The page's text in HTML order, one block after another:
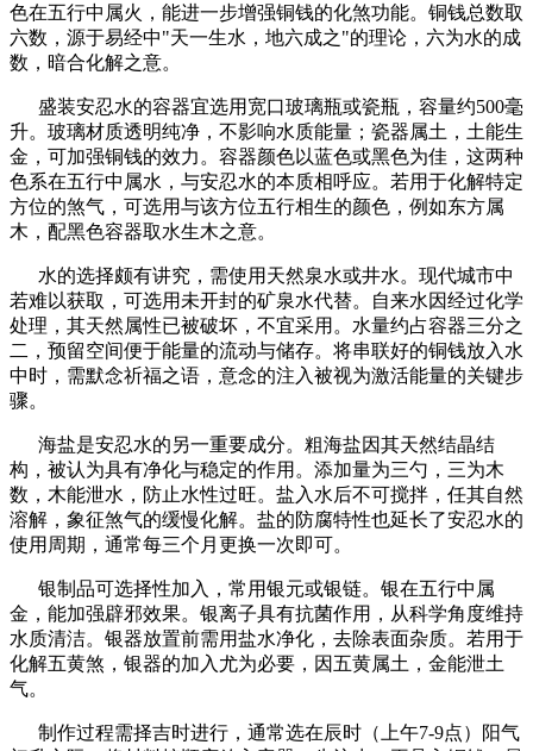
色在五行中属火，能进一步增强铜钱的化煞功能。铜钱总数取
六数，源于易经中"天一生水，地六成之"的理论，六为水的成
数，暗合化解之意。
盛装安忍水的容器宜选用宽口玻璃瓶或瓷瓶，容量约500毫
升。玻璃材质透明纯净，不影响水质能量；瓷器属土，土能生
金，可加强铜钱的效力。容器颜色以蓝色或黑色为佳，这两种
色系在五行中属水，与安忍水的本质相呼应。若用于化解特定
方位的煞气，可选用与该方位五行相生的颜色，例如东方属
木，配黑色容器取水生木之意。
水的选择颇有讲究，需使用天然泉水或井水。现代城市中
若难以获取，可选用未开封的矿泉水代替。自来水因经过化学
处理，其天然属性已被破坏，不宜采用。水量约占容器三分之
二，预留空间便于能量的流动与储存。将串联好的铜钱放入水
中时，需默念祈福之语，意念的注入被视为激活能量的关键步
骤。
海盐是安忍水的另一重要成分。粗海盐因其天然结晶结
构，被认为具有净化与稳定的作用。添加量为三勺，三为木
数，木能泄水，防止水性过旺。盐入水后不可搅拌，任其自然
溶解，象征煞气的缓慢化解。盐的防腐特性也延长了安忍水的
使用周期，通常每三个月更换一次即可。
银制品可选择性加入，常用银元或银链。银在五行中属
金，能加强辟邪效果。银离子具有抗菌作用，从科学角度维持
水质清洁。银器放置前需用盐水净化，去除表面杂质。若用于
化解五黄煞，银器的加入尤为必要，因五黄属土，金能泄土
气。
制作过程需择吉时进行，通常选在辰时（上午7-9点）阳气